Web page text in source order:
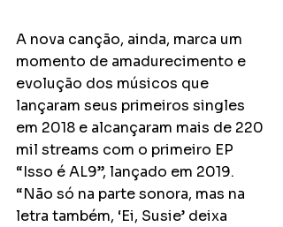
A nova canção, ainda, marca um
momento de amadurecimento e
evolução dos músicos que
lançaram seus primeiros singles
em 2018 e alcançaram mais de 220
mil streams com o primeiro EP
“Isso é AL9”, lançado em 2019.
“Não só na parte sonora, mas na
letra também, ‘Ei, Susie’ deixa